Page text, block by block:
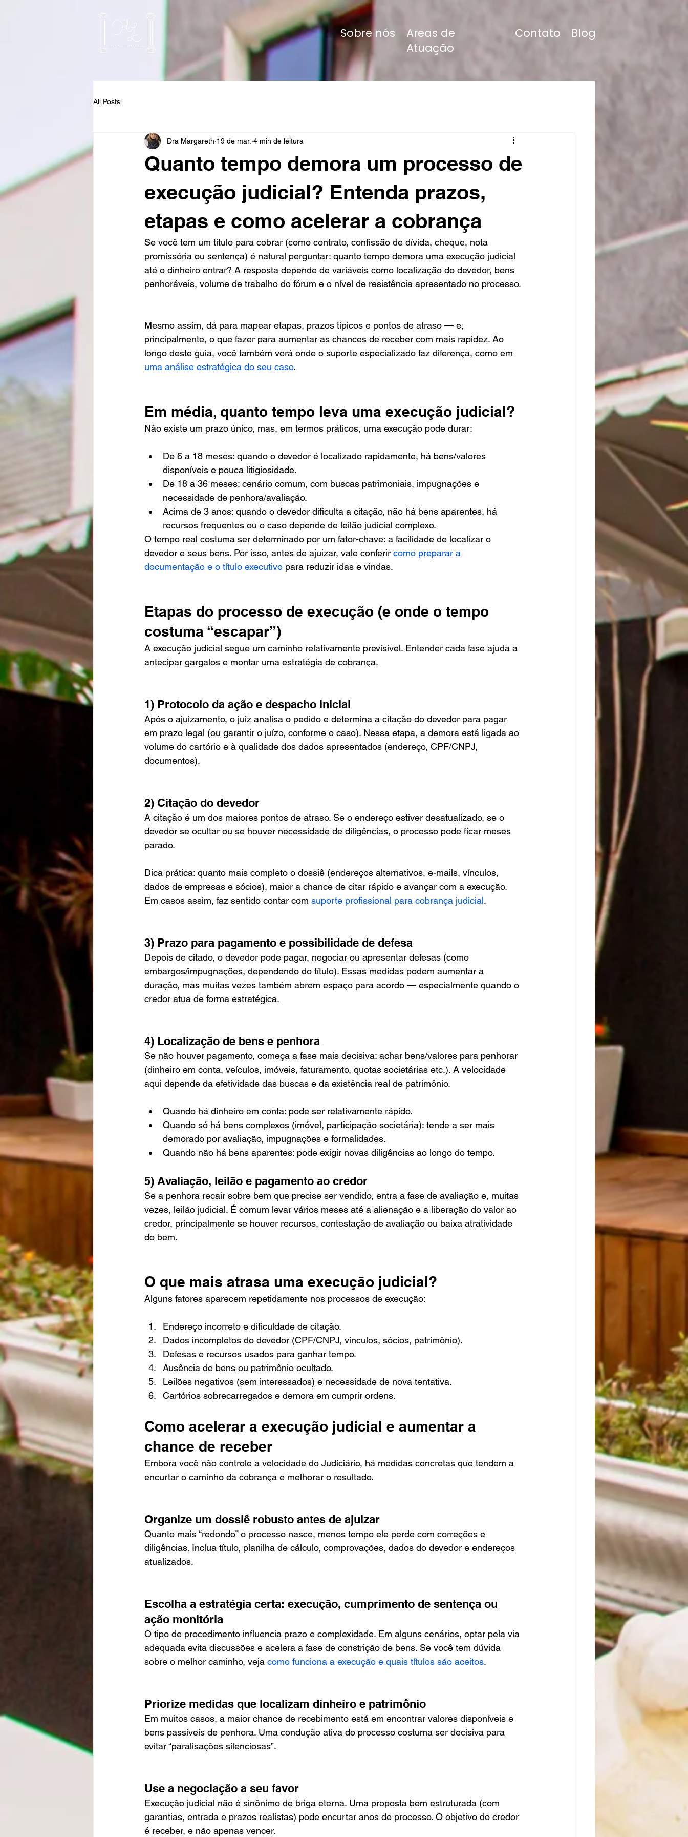
Sobre nós
Areas de
Atuação
Contato Blog
All Posts
Quanto tempo demora um processo de
execução judicial? Entenda prazos,
etapas e como acelerar a cobrança
Dra Margareth 19 de mar. 4 min de leitura
Se você tem um título para cobrar (como contrato, confissão de dívida, cheque, nota
promissória ou sentença) é natural perguntar: quanto tempo demora uma execução judicial
até o dinheiro entrar? A resposta depende de variáveis como localização do devedor, bens
penhoráveis, volume de trabalho do fórum e o nível de resistência apresentado no processo.
Mesmo assim, dá para mapear etapas, prazos típicos e pontos de atraso — e,
principalmente, o que fazer para aumentar as chances de receber com mais rapidez. Ao
longo deste guia, você também verá onde o suporte especializado faz diferença, como em
uma análise estratégica do seu caso.
Em média, quanto tempo leva uma execução judicial?
Não existe um prazo único, mas, em termos práticos, uma execução pode durar:
De 6 a 18 meses: quando o devedor é localizado rapidamente, há bens/valores
disponíveis e pouca litigiosidade.
De 18 a 36 meses: cenário comum, com buscas patrimoniais, impugnações e
necessidade de penhora/avaliação.
Acima de 3 anos: quando o devedor dificulta a citação, não há bens aparentes, há
recursos frequentes ou o caso depende de leilão judicial complexo.
O tempo real costuma ser determinado por um fator-chave: a facilidade de localizar o
devedor e seus bens. Por isso, antes de ajuizar, vale conferir como preparar a
documentação e o título executivo para reduzir idas e vindas.
Etapas do processo de execução (e onde o tempo
costuma “escapar”)
A execução judicial segue um caminho relativamente previsível. Entender cada fase ajuda a
antecipar gargalos e montar uma estratégia de cobrança.
1) Protocolo da ação e despacho inicial
Após o ajuizamento, o juiz analisa o pedido e determina a citação do devedor para pagar
em prazo legal (ou garantir o juízo, conforme o caso). Nessa etapa, a demora está ligada ao
volume do cartório e à qualidade dos dados apresentados (endereço, CPF/CNPJ,
documentos).
2) Citação do devedor
A citação é um dos maiores pontos de atraso. Se o endereço estiver desatualizado, se o
devedor se ocultar ou se houver necessidade de diligências, o processo pode ficar meses
parado.
Dica prática: quanto mais completo o dossiê (endereços alternativos, e-mails, vínculos,
dados de empresas e sócios), maior a chance de citar rápido e avançar com a execução.
Em casos assim, faz sentido contar com suporte profissional para cobrança judicial.
3) Prazo para pagamento e possibilidade de defesa
Depois de citado, o devedor pode pagar, negociar ou apresentar defesas (como
embargos/impugnações, dependendo do título). Essas medidas podem aumentar a
duração, mas muitas vezes também abrem espaço para acordo — especialmente quando o
credor atua de forma estratégica.
4) Localização de bens e penhora
Se não houver pagamento, começa a fase mais decisiva: achar bens/valores para penhorar
(dinheiro em conta, veículos, imóveis, faturamento, quotas societárias etc.). A velocidade
aqui depende da efetividade das buscas e da existência real de patrimônio.
Quando há dinheiro em conta: pode ser relativamente rápido.
Quando só há bens complexos (imóvel, participação societária): tende a ser mais
demorado por avaliação, impugnações e formalidades.
Quando não há bens aparentes: pode exigir novas diligências ao longo do tempo.
5) Avaliação, leilão e pagamento ao credor
Se a penhora recair sobre bem que precise ser vendido, entra a fase de avaliação e, muitas
vezes, leilão judicial. É comum levar vários meses até a alienação e a liberação do valor ao
credor, principalmente se houver recursos, contestação de avaliação ou baixa atratividade
do bem.
O que mais atrasa uma execução judicial?
Alguns fatores aparecem repetidamente nos processos de execução:
Endereço incorreto e dificuldade de citação.
Dados incompletos do devedor (CPF/CNPJ, vínculos, sócios, patrimônio).
Defesas e recursos usados para ganhar tempo.
Ausência de bens ou patrimônio ocultado.
Leilões negativos (sem interessados) e necessidade de nova tentativa.
Cartórios sobrecarregados e demora em cumprir ordens.
Como acelerar a execução judicial e aumentar a
chance de receber
Embora você não controle a velocidade do Judiciário, há medidas concretas que tendem a
encurtar o caminho da cobrança e melhorar o resultado.
Organize um dossiê robusto antes de ajuizar
Quanto mais “redondo” o processo nasce, menos tempo ele perde com correções e
diligências. Inclua título, planilha de cálculo, comprovações, dados do devedor e endereços
atualizados.
Escolha a estratégia certa: execução, cumprimento de sentença ou
ação monitória
O tipo de procedimento influencia prazo e complexidade. Em alguns cenários, optar pela via
adequada evita discussões e acelera a fase de constrição de bens. Se você tem dúvida
sobre o melhor caminho, veja como funciona a execução e quais títulos são aceitos.
Priorize medidas que localizam dinheiro e patrimônio
Em muitos casos, a maior chance de recebimento está em encontrar valores disponíveis e
bens passíveis de penhora. Uma condução ativa do processo costuma ser decisiva para
evitar “paralisações silenciosas”.
Use a negociação a seu favor
Execução judicial não é sinônimo de briga eterna. Uma proposta bem estruturada (com
garantias, entrada e prazos realistas) pode encurtar anos de processo. O objetivo do credor
é receber, e não apenas vencer.